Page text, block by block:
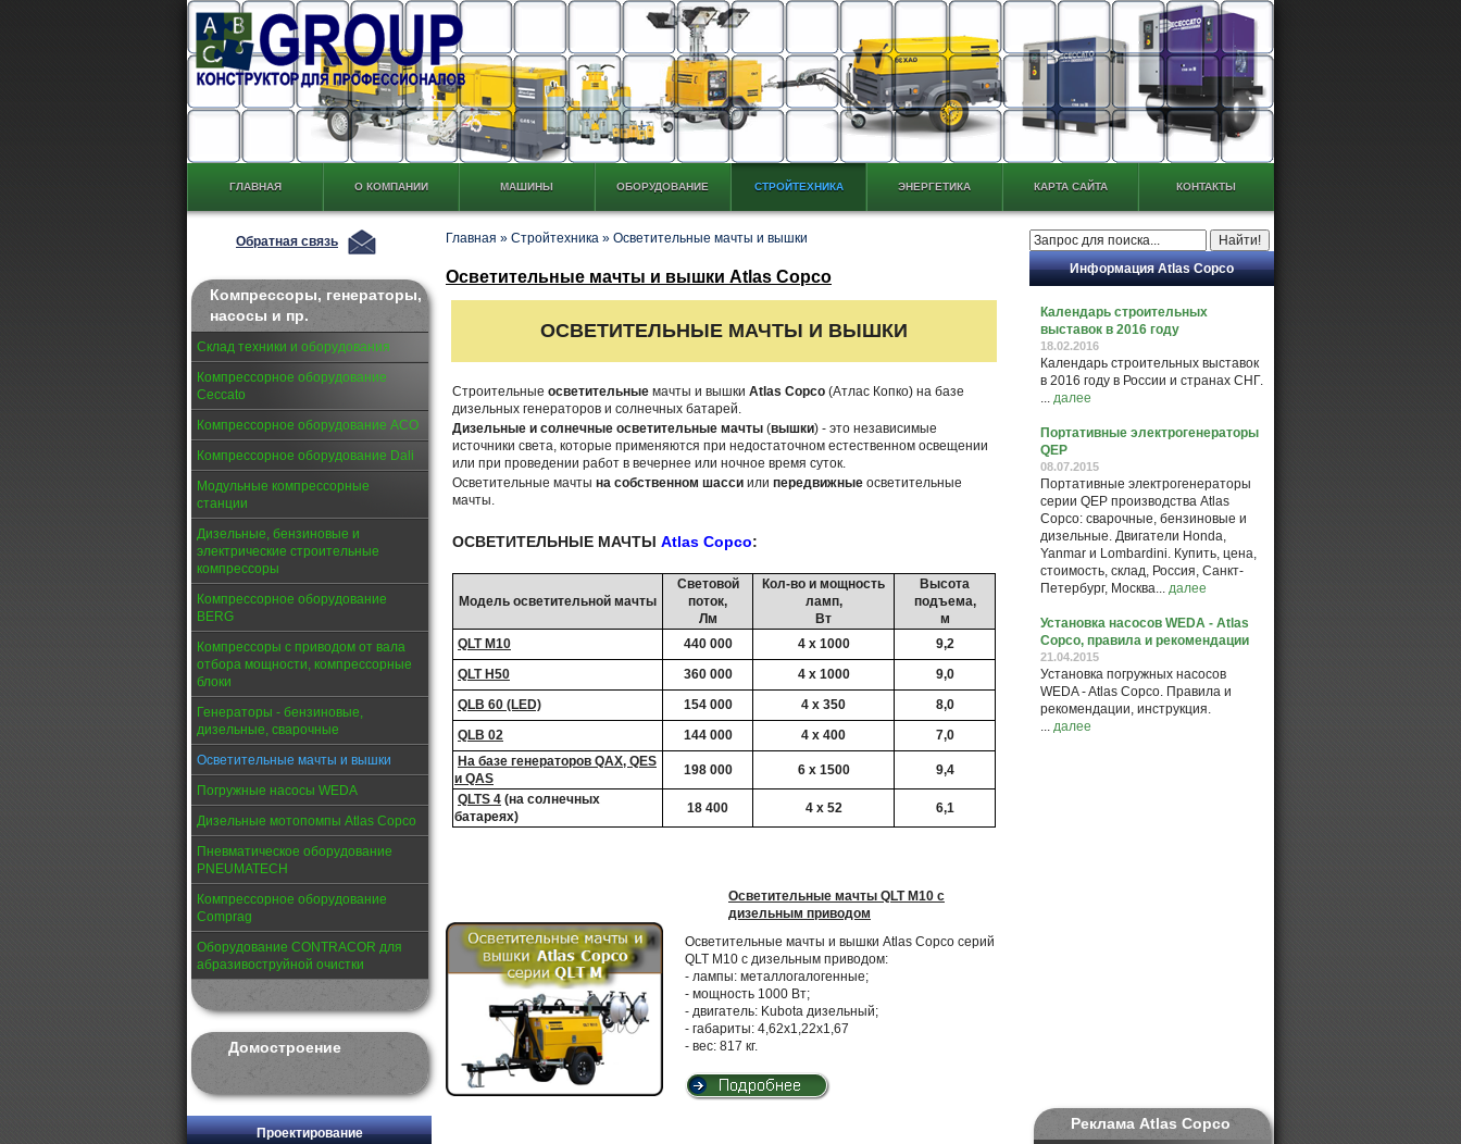
ГЛАВНАЯ О КОМПАНИИ МАШИНЫ ОБОРУДОВАНИЕ СТРОЙТЕХНИКА ЭНЕРГЕТИКА КАРТА САЙТА КОНТАКТЫ
Обратная связь
Компрессоры, генераторы,
насосы и пр.
Склад техники и оборудования
Компрессорное оборудование
Ceccato
Компрессорное оборудование АСО
Компрессорное оборудование Dali
Модульные компрессорные
станции
Дизельные, бензиновые и
электрические строительные
компрессоры
Компрессорное оборудование
BERG
Компрессоры с приводом от вала
отбора мощности, компрессорные
блоки
Генераторы - бензиновые,
дизельные, сварочные
Осветительные мачты и вышки
Погружные насосы WEDA
Дизельные мотопомпы Atlas Copco
Пневматическое оборудование
PNEUMATECH
Компрессорное оборудование
Comprag
Оборудование CONTRACOR для
абразивоструйной очистки
Домостроение
Проектирование
Главная » Стройтехника » Осветительные мачты и вышки
Осветительные мачты и вышки Atlas Copco
ОСВЕТИТЕЛЬНЫЕ МАЧТЫ И ВЫШКИ
Строительные осветительные мачты и вышки Atlas Copco (Атлас Копко) на базе
дизельных генераторов и солнечных батарей.
Дизельные и солнечные осветительные мачты (вышки) - это независимые
источники света, которые применяются при недостаточном естественном освещении
или при проведении работ в вечернее или ночное время суток.
Осветительные мачты на собственном шасси или передвижные осветительные
мачты.
ОСВЕТИТЕЛЬНЫЕ МАЧТЫ Atlas Copco:
Модель осветительной мачты
Световой
поток,
Лм
Кол-во и мощность
ламп,
Вт
Высота
подъема,
м
QLT M10
440 000 4 х 1000
9,2
QLT H50
360 000 4 х 1000
9,0
QLB 60 (LED)
154 000 4 х 350
8,0
QLB 02
144 000 4 х 400
7,0
На базе генераторов QAX, QES
и QAS
198 000 6 х 1500
9,4
QLTS 4 (на солнечных
батареях)
18 400 4 х 52 6,1
Осветительные мачты QLT M10 с
дизельным приводом
Осветительные мачты и вышки Atlas Copco серий
QLT M10 с дизельным приводом:
- лампы: металлогалогенные;
- мощность 1000 Вт;
- двигатель: Kubota дизельный;
- габариты: 4,62х1,22х1,67
- вес: 817 кг.
Информация Atlas Copco
Календарь строительных
выставок в 2016 году
18.02.2016
Календарь строительных выставок
в 2016 году в России и странах СНГ.
... далее
Портативные электрогенераторы
QEP
08.07.2015
Портативные электрогенераторы
серии QEP производства Atlas
Copco: сварочные, бензиновые и
дизельные. Двигатели Honda,
Yanmar и Lombardini. Купить, цена,
стоимость, склад, Россия, Санкт-
Петербург, Москва... далее
Установка насосов WEDA - Atlas
Copco, правила и рекомендации
21.04.2015
Установка погружных насосов
WEDA - Atlas Copco. Правила и
рекомендации, инструкция.
... далее
Реклама Atlas Copco